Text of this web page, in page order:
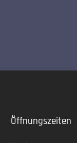
Öffnungszeiten